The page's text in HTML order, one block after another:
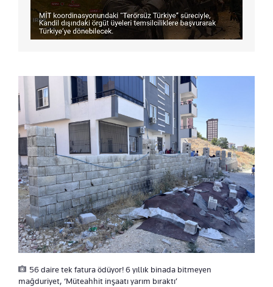
56 daire tek fatura ödüyor! 6 yıllık binada bitmeyen
mağduriyet, ‘Müteahhit inşaatı yarım bıraktı’